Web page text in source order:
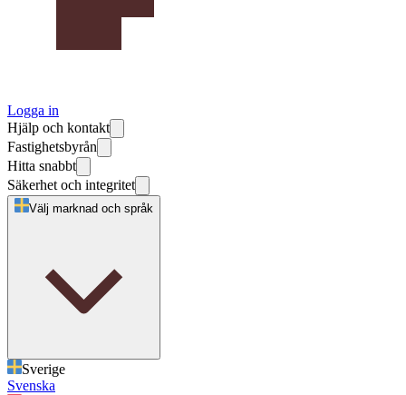
Logga in
Hjälp och kontakt
Fastighetsbyrån
Hitta snabbt
Säkerhet och integritet
Välj marknad och språk
Sverige
Svenska